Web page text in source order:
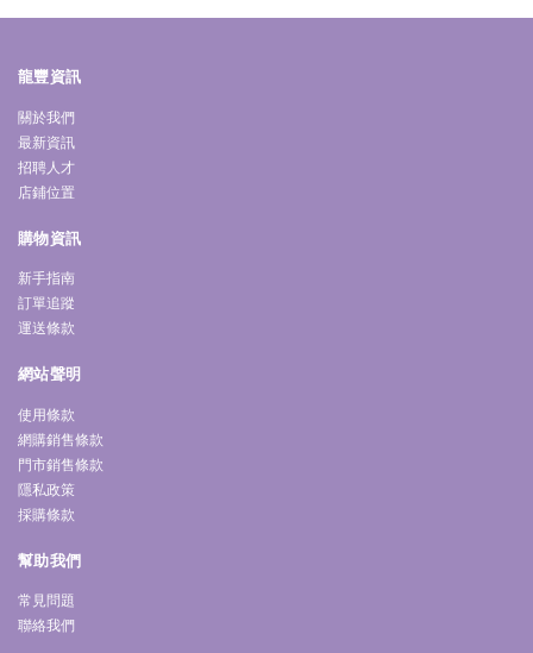
龍豐資訊
關於我們
最新資訊
招聘人才
店鋪位置
購物資訊
新手指南
訂單追蹤
運送條款
網站聲明
使用條款
網購銷售條款
門市銷售條款
隱私政策
採購條款
幫助我們
常見問題
聯絡我們